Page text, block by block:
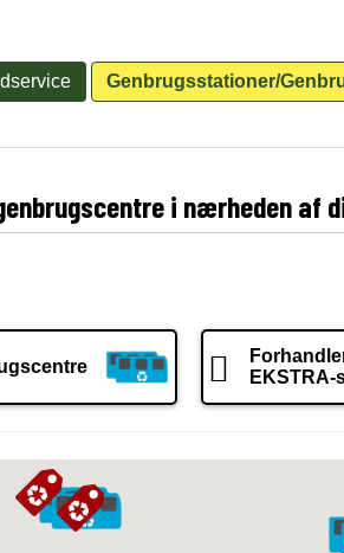
Genbrugsstationer/
i nærheden af
EKSTRA-